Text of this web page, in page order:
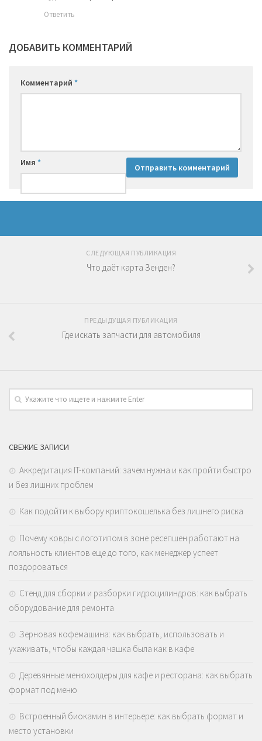
Ответить
ДОБАВИТЬ КОММЕНТАРИЙ
Комментарий *
Имя *
СЛЕДУЮЩАЯ ПУБЛИКАЦИЯ
Что даёт карта Зенден?
ПРЕДЫДУЩАЯ ПУБЛИКАЦИЯ
Где искать запчасти для автомобиля
СВЕЖИЕ ЗАПИСИ
Аккредитация IT-компаний: зачем нужна и как пройти быстро
и без лишних проблем
Как подойти к выбору криптокошелька без лишнего риска
Почему ковры с логотипом в зоне ресепшен работают на
лояльность клиентов еще до того, как менеджер успеет
поздороваться
Стенд для сборки и разборки гидроцилиндров: как выбрать
оборудование для ремонта
Зерновая кофемашина: как выбрать, использовать и
ухаживать, чтобы каждая чашка была как в кафе
Деревянные менюхолдеры для кафе и ресторана: как выбрать
формат под меню
Встроенный биокамин в интерьере: как выбрать формат и
место установки